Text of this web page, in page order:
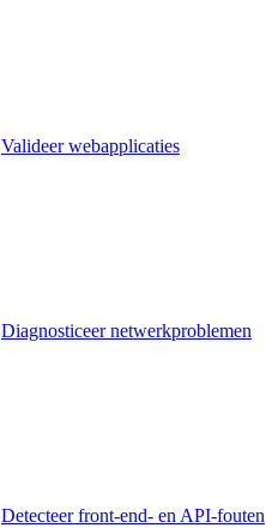
Valideer webapplicaties
Diagnosticeer netwerkproblemen
Detecteer front-end- en API-fouten